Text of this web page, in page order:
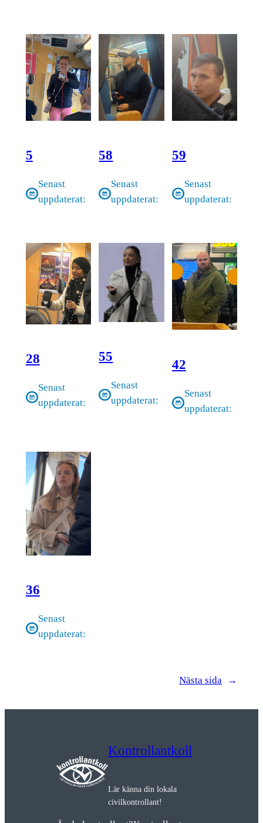
5
Senast
uppdaterat:
58
Senast
uppdaterat:
59
Senast
uppdaterat:
28
Senast
uppdaterat:
55
Senast
uppdaterat:
42
Senast
uppdaterat:
36
Senast
uppdaterat:
Nästa sida →
Kontrollantkoll
Lär känna din lokala
civilkontrollant!